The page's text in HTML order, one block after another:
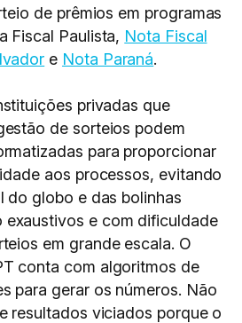
de prêmios em programas
Fiscal Paulista, Nota Fiscal
e Nota Paraná.
privadas que
de sorteios podem
para proporcionar
aos processos, evitando
do globo e das bolinhas
exaustivos e com dificuldade
em grande escala. O
conta com algoritmos de
para gerar os números. Não
resultados viciados porque o